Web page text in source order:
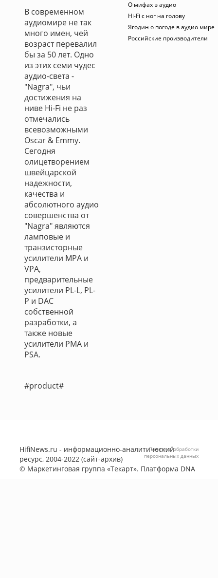
В современном
аудиомире не так
много имен, чей
возраст перевалил
бы за 50 лет. Одно
из этих семи чудес
аудио-света -
"Nagra", чьи
достижения на
ниве Hi-Fi не раз
отмечались
всевозможными
Oscar & Emmy.
Сегодня
олицетворением
швейцарской
надежности,
качества и
абсолютного аудио
совершенства от
"Nagra" являются
ламповые и
транзисторные
усилители МРА и
VPA,
предварительные
усилители PL-L, PL-
P и DAC
собственной
разработки, а
также новые
усилители PMA и
PSA.
#product#
О мифах в аудио
Hi-Fi с ног на голову
Ягодин о погоде в аудио мире
Российские производители
HifiNews.ru - информационно-аналитический
ресурс, 2004-2022 (сайт-архив)
© Маркетинговая группа «Текарт». Платформа DNA
Политика обработки
персональных данных